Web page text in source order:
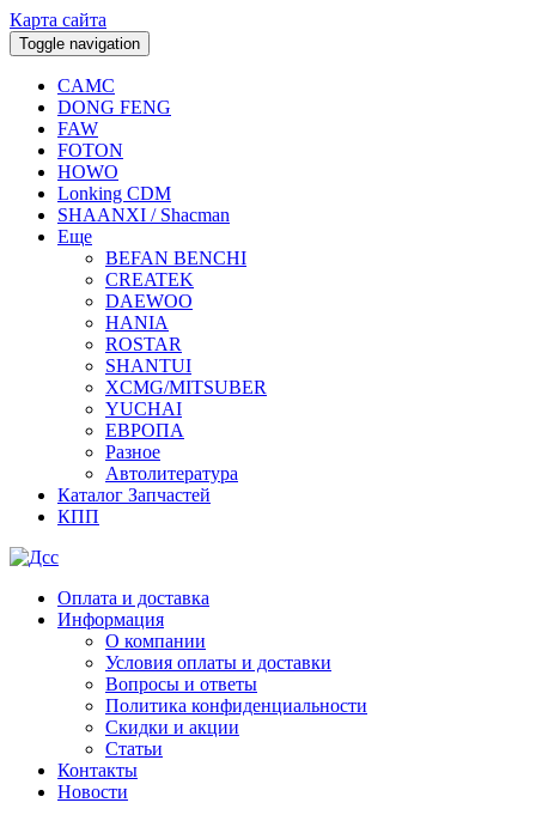
Карта сайта
Toggle navigation
CAMC
DONG FENG
FAW
FOTON
HOWO
Lonking CDM
SHAANXI / Shacman
Еще
BEFAN BENCHI
CREATEK
DAEWOO
HANIA
ROSTAR
SHANTUI
XCMG/MITSUBER
YUCHAI
ЕВРОПА
Разное
Aвтолитература
Каталог Запчастей
КПП
Оплата и доставка
Информация
О компании
Условия оплаты и доставки
Вопросы и ответы
Политика конфиденциальности
Скидки и акции
Статьи
Контакты
Новости